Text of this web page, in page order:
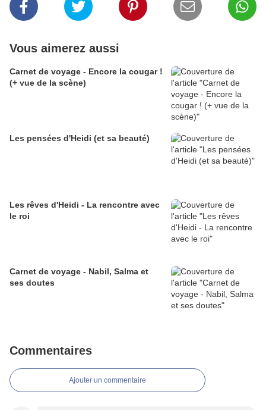
Vous aimerez aussi
Carnet de voyage - Encore la cougar !
(+ vue de la scène)
Les pensées d'Heidi (et sa beauté)
Les rêves d'Heidi - La rencontre avec
le roi
Carnet de voyage - Nabil, Salma et
ses doutes
Commentaires
Ajouter un commentaire